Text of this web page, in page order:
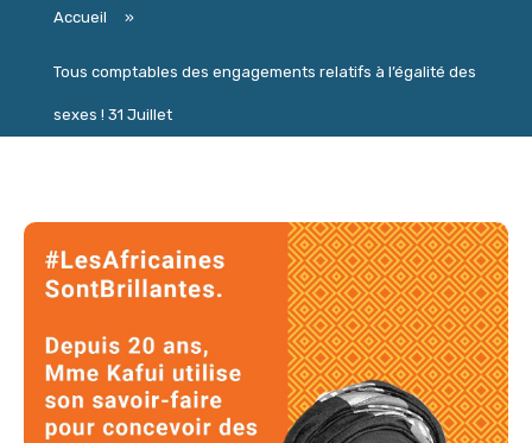
Accueil »
Tous comptables des engagements relatifs à l’égalité des
sexes ! 31 Juillet